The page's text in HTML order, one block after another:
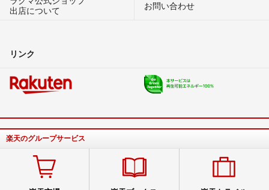
出店について
お問い合わせ
リンク
楽天のグループサービス